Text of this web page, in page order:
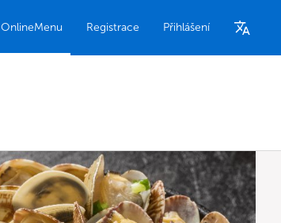
OnlineMenu Registrace Přihlášení